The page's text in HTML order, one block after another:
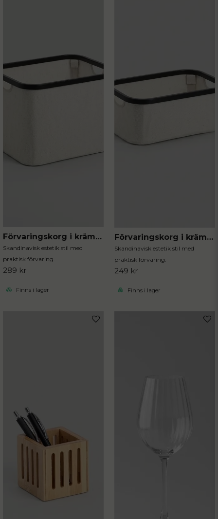
Förvaringskorg i krämvit polyester stor
Skandinavisk estetik stil med
praktisk förvaring.
289 kr
Finns i lager
Förvaringskorg i krämvit polyester liten
Skandinavisk estetik stil med
praktisk förvaring.
249 kr
Finns i lager